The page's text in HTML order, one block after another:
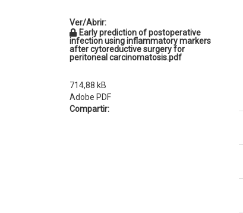
Ver/Abrir:
Early prediction of postoperative
infection using inflammatory markers
after cytoreductive surgery for
peritoneal carcinomatosis.pdf
714,88 kB
Adobe PDF
Compartir: